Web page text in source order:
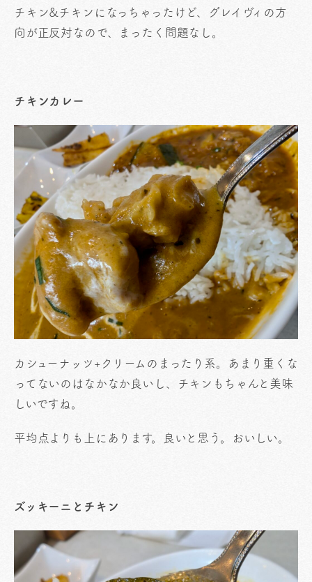
チキン&チキンになっちゃったけど、グレイヴィの方
向が正反対なので、まったく問題なし。
チキンカレー
カシューナッツ+クリームのまったり系。あまり重くな
ってないのはなかなか良いし、チキンもちゃんと美味
しいですね。
平均点よりも上にあります。良いと思う。おいしい。
ズッキーニとチキン